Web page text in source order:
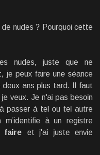
nudes ? Pourquoi cette
nudes, juste que ne
je peux faire une séance
ans plus tard. Il faut
veux. Je n'ai pas besoin
passer à tel ou tel autre
m’identifie à un registre
et j'ai juste envie